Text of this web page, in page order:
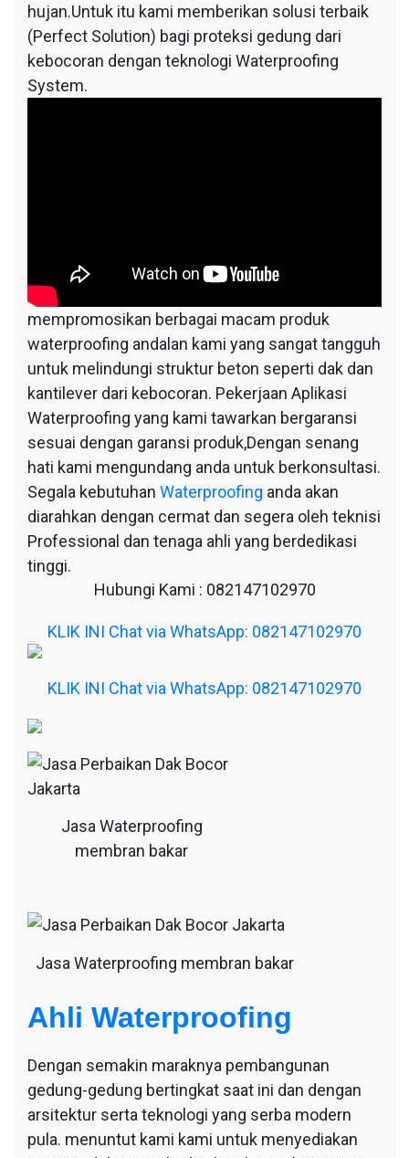
hujan.Untuk itu kami memberikan solusi terbaik
(Perfect Solution) bagi proteksi gedung dari
kebocoran dengan teknologi Waterproofing
System.
mempromosikan berbagai macam produk
waterproofing andalan kami yang sangat tangguh
untuk melindungi struktur beton seperti dak dan
kantilever dari kebocoran. Pekerjaan Aplikasi
Waterproofing yang kami tawarkan bergaransi
sesuai dengan garansi produk,Dengan senang
hati kami mengundang anda untuk berkonsultasi.
Segala kebutuhan Waterproofing anda akan
diarahkan dengan cermat dan segera oleh teknisi
Professional dan tenaga ahli yang berdedikasi
tinggi.
Hubungi Kami : 082147102970
KLIK INI Chat via WhatsApp: 082147102970
KLIK INI Chat via WhatsApp: 082147102970
Jasa Waterproofing
membran bakar
Jasa Waterproofing membran bakar
Ahli Waterproofing
Dengan semakin maraknya pembangunan
gedung-gedung bertingkat saat ini dan dengan
arsitektur serta teknologi yang serba modern
pula. menuntut kami kami untuk menyediakan